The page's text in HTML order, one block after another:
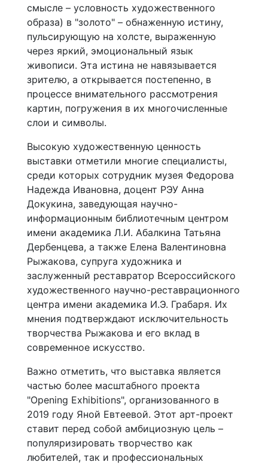
смысле – условность художественного
образа) в "золото" – обнаженную истину,
пульсирующую на холсте, выраженную
через яркий, эмоциональный язык
живописи. Эта истина не навязывается
зрителю, а открывается постепенно, в
процессе внимательного рассмотрения
картин, погружения в их многочисленные
слои и символы.
Высокую художественную ценность
выставки отметили многие специалисты,
среди которых сотрудник музея Федорова
Надежда Ивановна, доцент РЭУ Анна
Докукина, заведующая научно-
информационным библиотечным центром
имени академика Л.И. Абалкина Татьяна
Дербенцева, а также Елена Валентиновна
Рыжакова, супруга художника и
заслуженный реставратор Всероссийского
художественного научно-реставрационного
центра имени академика И.Э. Грабаря. Их
мнения подтверждают исключительность
творчества Рыжакова и его вклад в
современное искусство.
Важно отметить, что выставка является
частью более масштабного проекта
"Opening Exhibitions", организованного в
2019 году Яной Евтеевой. Этот арт-проект
ставит перед собой амбициозную цель –
популяризировать творчество как
любителей, так и профессиональных